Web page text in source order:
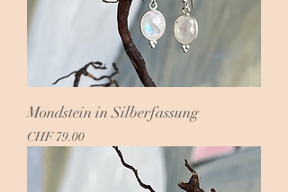
Mondstein in Silberfassung
Preis
CHF 79.00